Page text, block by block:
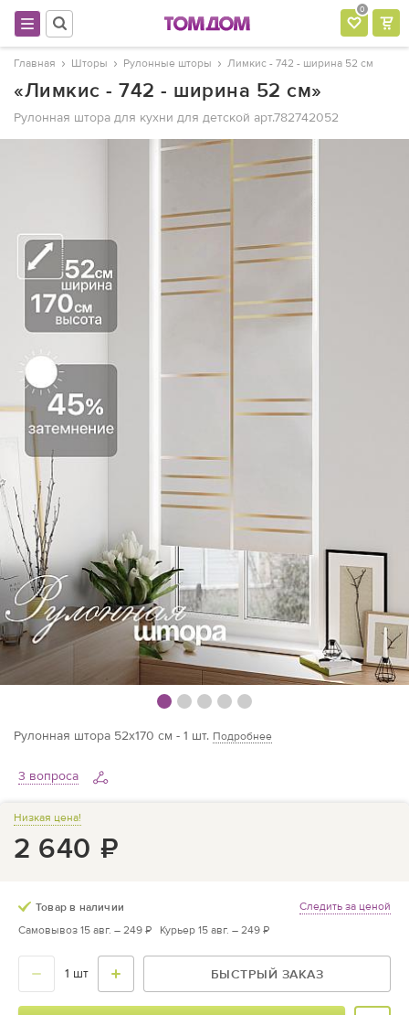
0
Главная Шторы Рулонные шторы Лимкис - 742 - ширина 52 см
«Лимкис - 742 - ширина 52 см»
Рулонная штора для кухни для детской арт.782742052
Рулонная штора 52х170 см - 1 шт. Подробнее
3 вопроса
Низкая цена!
2 640 ₽
Товар в наличии
Следить за ценой
Самовывоз 15 авг. – 249 ₽ Курьер 15 авг. – 249 ₽
БЫСТРЫЙ ЗАКАЗ